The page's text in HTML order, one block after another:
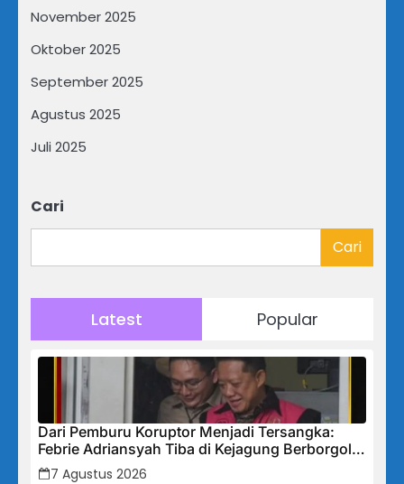
November 2025
Oktober 2025
September 2025
Agustus 2025
Juli 2025
Cari
Cari
Latest Popular
Dari Pemburu Koruptor Menjadi Tersangka:
Febrie Adriansyah Tiba di Kejagung Berborgol,
Bawa Map Biru dan Senyum Penuh Teka-teki
7 Agustus 2026